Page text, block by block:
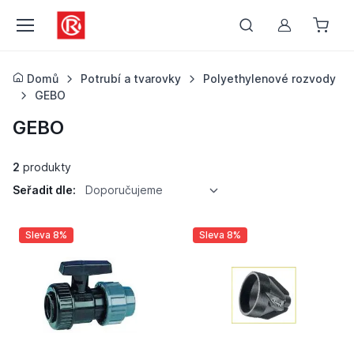
Můj účet
Domů Potrubí a tvarovky
Polyethylenové rozvody
GEBO
GEBO
2 produkty
Seřadit dle:
Doporučujeme
Sleva 8% Sleva 8%